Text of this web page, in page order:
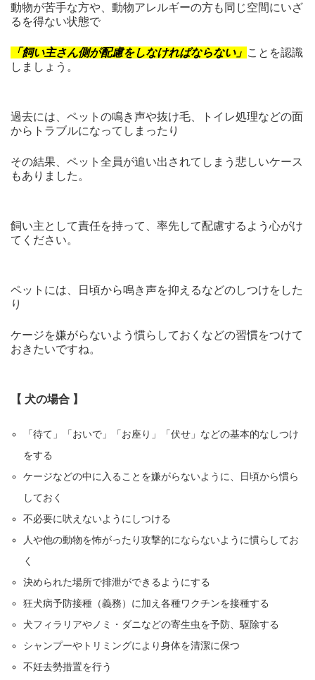
動物が苦手な方や、動物アレルギーの方も同じ空間にいざ
るを得ない状態で
「飼い主さん側が配慮をしなければならない」 ことを認識
しましょう。
過去には、ペットの鳴き声や抜け毛、トイレ処理などの面
からトラブルになってしまったり
その結果、ペット全員が追い出されてしまう悲しいケース
もありました。
飼い主として責任を持って、率先して配慮するよう心がけ
てください。
ペットには、日頃から鳴き声を抑えるなどのしつけをした
り
ケージを嫌がらないよう慣らしておくなどの習慣をつけて
おきたいですね。
【 犬の場合 】
「待て」「おいで」「お座り」「伏せ」などの基本的なしつけ
をする
ケージなどの中に入ることを嫌がらないように、日頃から慣ら
しておく
不必要に吠えないようにしつける
人や他の動物を怖がったり攻撃的にならないように慣らしてお
く
決められた場所で排泄ができるようにする
狂犬病予防接種（義務）に加え各種ワクチンを接種する
犬フィラリアやノミ・ダニなどの寄生虫を予防、駆除する
シャンプーやトリミングにより身体を清潔に保つ
不妊去勢措置を行う